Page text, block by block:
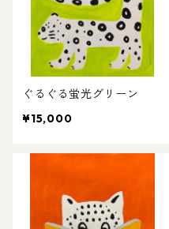
ぐるぐる蛍光グリーン
¥15,000